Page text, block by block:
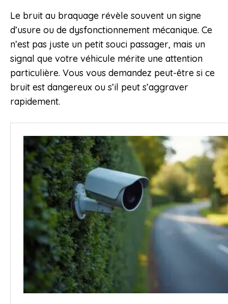
Le bruit au braquage révèle souvent un signe
d’usure ou de dysfonctionnement mécanique. Ce
n’est pas juste un petit souci passager, mais un
signal que votre véhicule mérite une attention
particulière. Vous vous demandez peut-être si ce
bruit est dangereux ou s’il peut s’aggraver
rapidement.